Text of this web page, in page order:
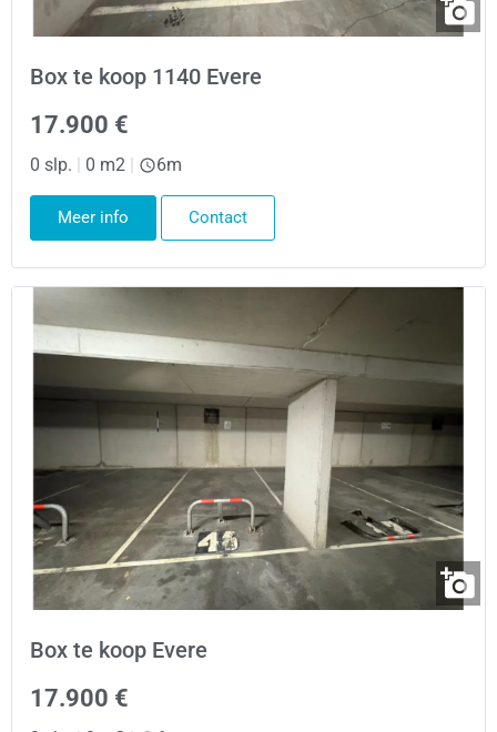
Box te koop 1140 Evere
17.900 €
0 slp. 0 m2 6m
Meer info Contact
Box te koop Evere
17.900 €